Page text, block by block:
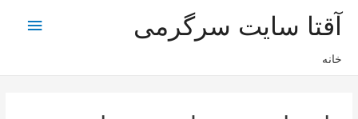
آقتا سایت سرگرمی
خانه